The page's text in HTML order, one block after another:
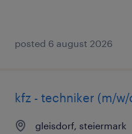
posted 6 august 2026
kfz - techniker (m/w/
gleisdorf, steiermark